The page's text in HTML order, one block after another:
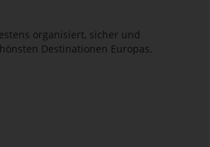
organisiert, sicher und
Destinationen Europas.